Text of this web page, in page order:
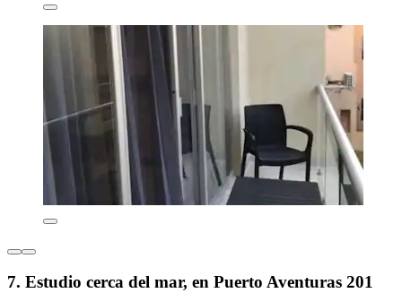
7. Estudio cerca del mar, en Puerto Aventuras 201